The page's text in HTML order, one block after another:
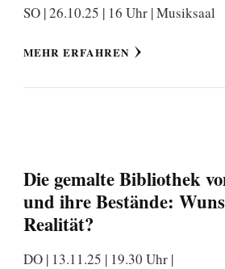
SO | 26.10.25 | 16 Uhr | Musiksaal
MEHR ERFAHREN
Die gemalte Bibliothek
und ihre Bestände:
Realität?
DO | 13.11.25 | 19.30 Uhr |